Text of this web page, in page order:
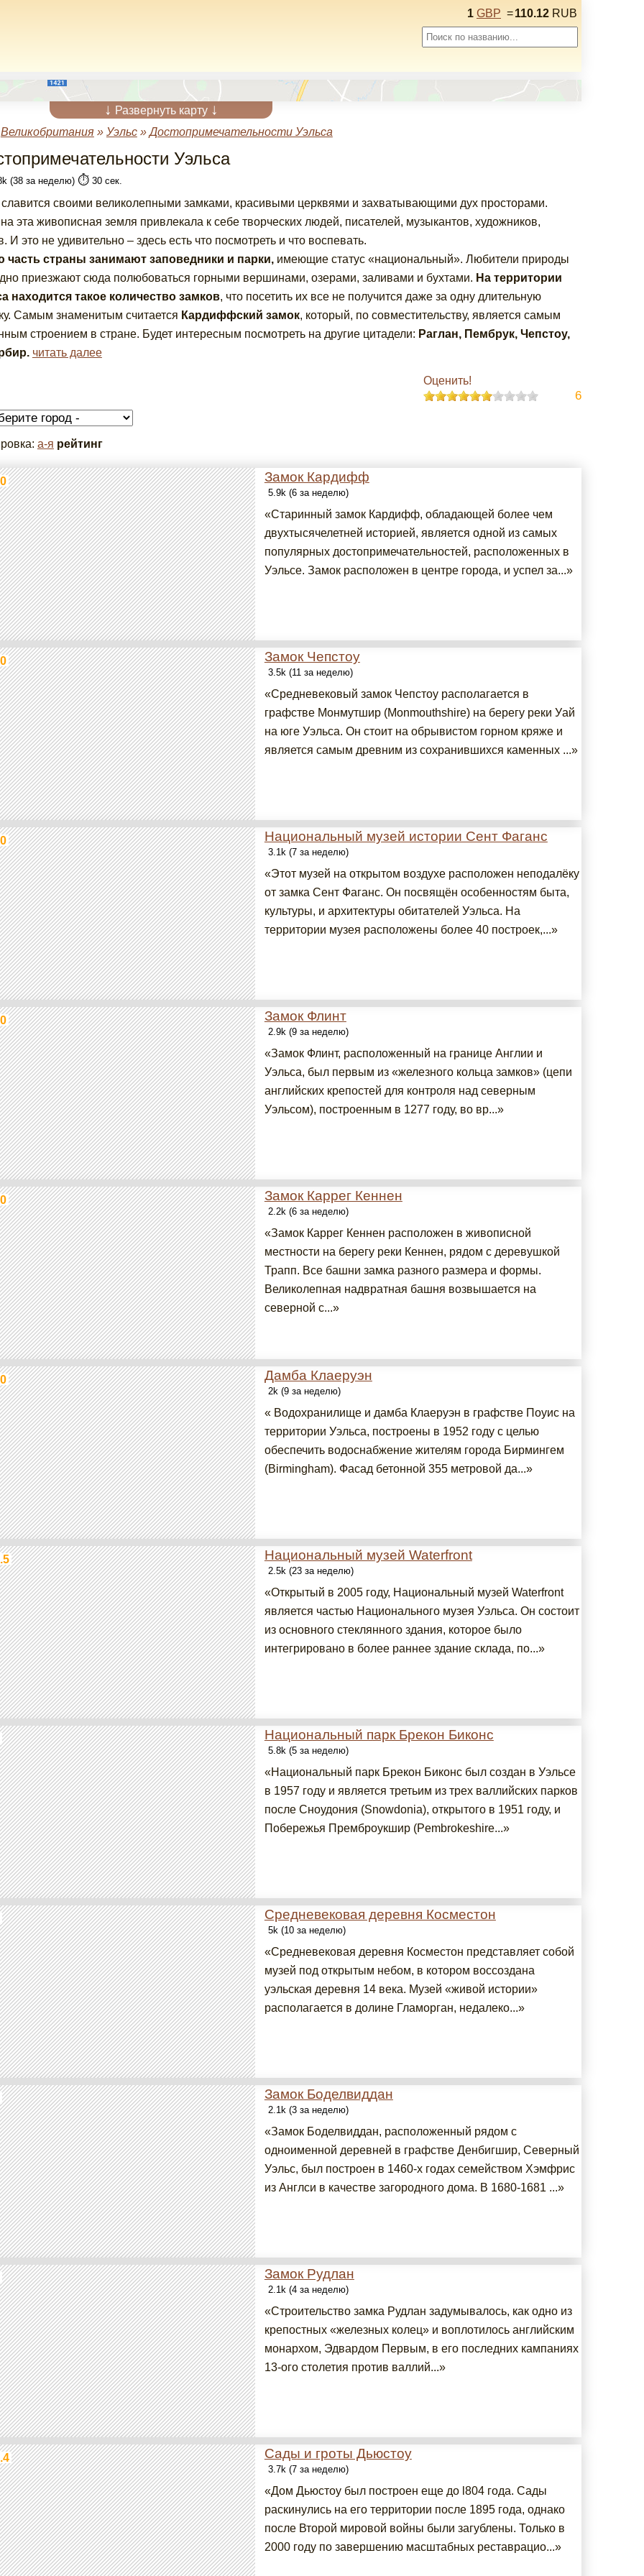
1 GBP =110.12 RUB
↓ Развернуть карту ↓
Великобритания» Уэльс»Достопримечательности Уэльса
Уэльса
(38 за неделю) ⏱️30 сек.
славится своими великолепными замками, красивыми церквями и захватывающими дух просторами.
эта живописная земля привлекала к себе творческих людей, писателей, музыкантов, художников,
И это не удивительно – здесь есть что посмотреть и что воспевать.
часть страны занимают заповедники и парки, имеющие статус «национальный». Любители природы
приезжают сюда полюбоваться горными вершинами, озерами, заливами и бухтами. На территории
находится такое количество замков, что посетить их все не получится даже за одну длительную
Самым знаменитым считается Кардиффский замок, который, по совместительству, является самым
строением в стране. Будет интересным посмотреть на другие цитадели: Раглан, Пембрук, Чепстоу,
читать далее
Оценить!
6
а-я рейтинг
Замок Кардифф
5.9k (6 за неделю)
«Старинный замок Кардифф, обладающей более чем
двухтысячелетней историей, является одной из самых
популярных достопримечательностей, расположенных в
Уэльсе. Замок расположен в центре города, и успел за...»
Замок Чепстоу
3.5k (11 за неделю)
«Средневековый замок Чепстоу располагается в
графстве Монмутшир (Monmouthshire) на берегу реки Уай
на юге Уэльса. Он стоит на обрывистом горном кряже и
является самым древним из сохранившихся каменных ...»
Национальный музей истории Сент Фаганс
3.1k (7 за неделю)
«Этот музей на открытом воздухе расположен неподалёку
от замка Сент Фаганс. Он посвящён особенностям быта,
культуры, и архитектуры обитателей Уэльса. На
территории музея расположены более 40 построек,...»
Замок Флинт
2.9k (9 за неделю)
«Замок Флинт, расположенный на границе Англии и
Уэльса, был первым из «железного кольца замков» (цепи
английских крепостей для контроля над северным
Уэльсом), построенным в 1277 году, во вр...»
Замок Каррег Кеннен
2.2k (6 за неделю)
«Замок Каррег Кеннен расположен в живописной
местности на берегу реки Кеннен, рядом с деревушкой
Трапп. Все башни замка разного размера и формы.
Великолепная надвратная башня возвышается на
северной с...»
Дамба Клаеруэн
2k (9 за неделю)
« Водохранилище и дамба Клаеруэн в графстве Поуис на
территории Уэльса, построены в 1952 году с целью
обеспечить водоснабжение жителям города Бирмингем
(Birmingham). Фасад бетонной 355 метровой да...»
Национальный музей Waterfront
2.5k (23 за неделю)
«Открытый в 2005 году, Национальный музей Waterfront
является частью Национального музея Уэльса. Он состоит
из основного стеклянного здания, которое было
интегрировано в более раннее здание склада, по...»
Национальный парк Брекон Биконс
5.8k (5 за неделю)
«Национальный парк Брекон Биконс был создан в Уэльсе
в 1957 году и является третьим из трех валлийских парков
после Сноудония (Snowdonia), открытого в 1951 году, и
Побережья Премброукшир (Pembrokeshire...»
Средневековая деревня Косместон
5k (10 за неделю)
«Средневековая деревня Косместон представляет собой
музей под открытым небом, в котором воссоздана
уэльская деревня 14 века. Музей «живой истории»
располагается в долине Гламорган, недалеко...»
Замок Боделвиддан
2.1k (3 за неделю)
«Замок Боделвиддан, расположенный рядом с
одноименной деревней в графстве Денбигшир, Северный
Уэльс, был построен в 1460-х годах семейством Хэмфрис
из Англси в качестве загородного дома. В 1680-1681 ...»
Замок Рудлан
2.1k (4 за неделю)
«Строительство замка Рудлан задумывалось, как одно из
крепостных «железных колец» и воплотилось английским
монархом, Эдвардом Первым, в его последних кампаниях
13-ого столетия против валлий...»
Сады и гроты Дьюстоу
3.7k (7 за неделю)
«Дом Дьюстоу был построен еще до l804 года. Сады
раскинулись на его территории после 1895 года, однако
после Второй мировой войны были загублены. Только в
2000 году по завершению масштабных реставрацио...»